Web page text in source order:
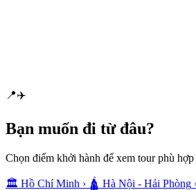
📍✈️
Bạn muốn đi từ đâu?
Chọn điểm khởi hành để xem tour phù hợp
🏛️ Hồ Chí Minh › 🛕 Hà Nội - Hải Phòng